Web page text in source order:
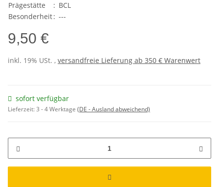
Prägestätte
: BCL
Besonderheit: ---
9,50 €
inkl. 19% USt. , versandfreie Lieferung ab 350 € Warenwert
sofort verfügbar
Lieferzeit:3 - 4 Werktage (DE - Ausland abweichend)